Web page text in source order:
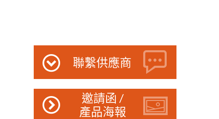
聯繫供應商
邀請函 /
產品海報